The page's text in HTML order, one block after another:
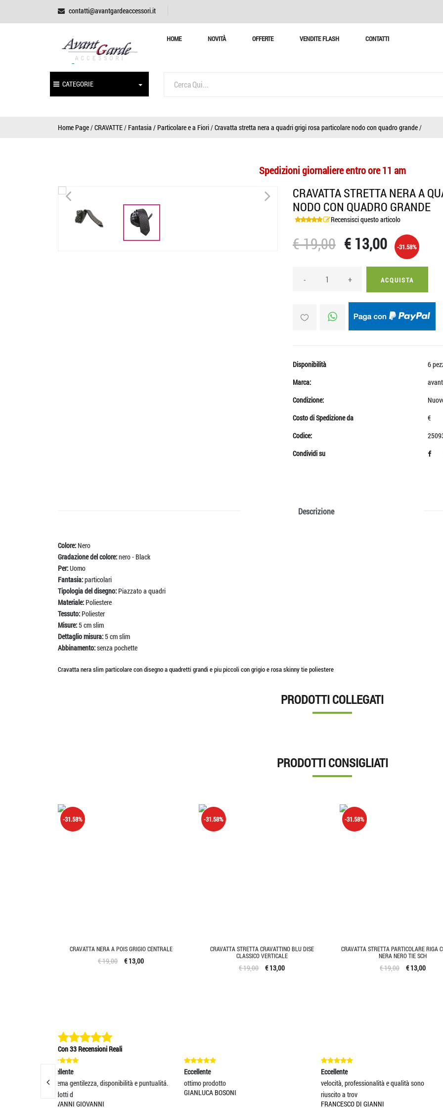
contatti@avantgardeaccessori.it
HOME NOVITÀ OFFERTE VENDITE FLASH CONTATTI
CATEGORIE
Home Page/CRAVATTE/ Fantasia / Particolare e a Fiori/Cravatta stretta nera a quadri grigi rosa particolare nodo con quadro grande/
Spedizioni giornaliere entro ore 11 am
< >
CRAVATTA STRETTA NERA A
NODO CON QUADRO GRANDE
Recensisci questo articolo
€ 19,00 € 13,00 -31.58%
- + ACQUISTA
Disponibilità
6
Marca:
Condizione:
Costo di Spedizione da
€
Codice:
Condividi su
Descrizione
Colore: Nero
Gradazione del colore:nero - Black
Per:Uomo
Fantasia:particolari
Tipologia del disegno: Piazzato a quadri
Materiale: Poliestere
Tessuto: Poliester
Misure:5 cm slim
Dettaglio misura:5 cm slim
Abbinamento:senza pochette
Cravatta nera slim particolare con disegno a quadretti grandi e piu piccoli con grigio e rosa skinny tie poliestere
PRODOTTI COLLEGATI
PRODOTTI CONSIGLIATI
CRAVATTA NERA A POIS GRIGIO CENTRALE
-31.58%
€ 19,00 € 13,00
CRAVATTA STRETTA CRAVATTINO BLU DISE
CLASSICO VERTICALE
-31.58%
€ 19,00 € 13,00
CRAVATTA STRETTA PARTICOLARE RIGA
NERA NERO TIE SCH
-31.58%
€ 19,00 € 13,00
Con 33 Recensioni Reali
e puntualitá.
ottimo prodotto
velocità, professionalità e qualità sono
riuscito a trov
Servizio di spedizione impeccabile
imballaggio perfetto.
MASSIMO BOCOTTI